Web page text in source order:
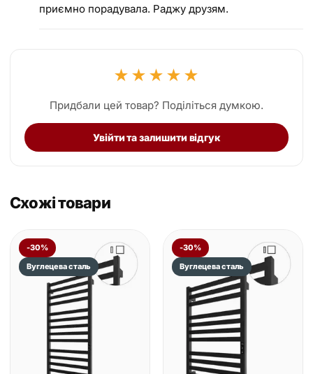
приємно порадувала. Раджу друзям.
★ ★ ★ ★ ★
Придбали цей товар? Поділіться думкою.
Увійти та залишити відгук
Схожі товари
-30%
Вуглецева сталь
-30%
Вуглецева сталь